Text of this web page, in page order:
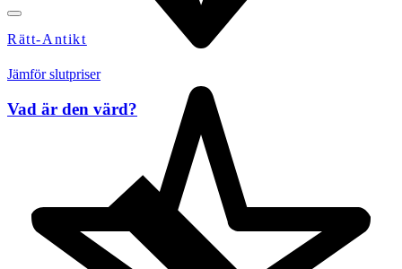
Rätt-Antikt
Jämför slutpriser
Vad är den värd?